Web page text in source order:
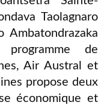
Taolagnaro
Ambatondrazaka
de
Air Austral et
propose deux
économique et